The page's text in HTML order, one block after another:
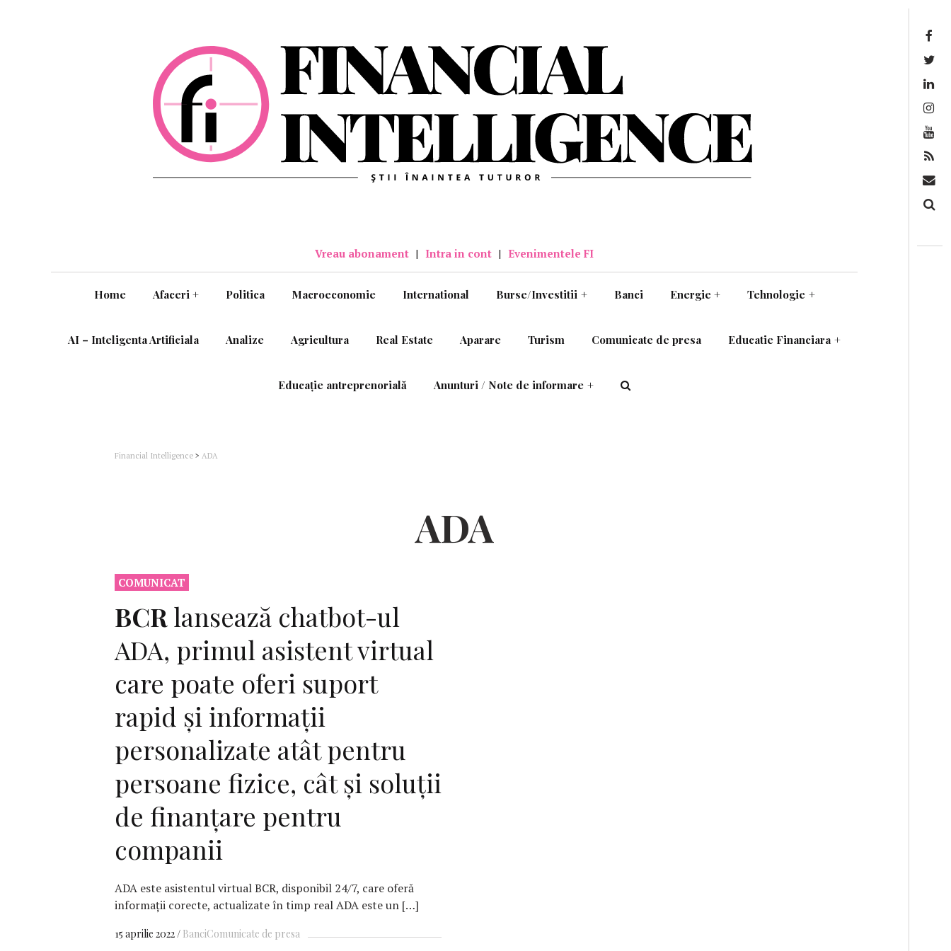
Vreau abonament | Intra in cont | Evenimentele FI
Home Afaceri + Politica Macroeconomie International Burse/Investitii + Banci Energie + Tehnologie +
AI – Inteligenta Artificiala Analize Agricultura Real Estate Aparare Turism Comunicate de presa Educatie Financiara +
Educație antreprenorială Anunturi / Note de informare +
Financial Intelligence > ADA
ADA
COMUNICAT
BCRlansează chatbot-ul
ADA, primul asistent virtual
care poate oferi suport
rapid și informații
personalizate atât pentru
persoane fizice, cât și soluții
de finanțare pentru
companii
ADA este asistentul virtual BCR, disponibil 24/7, care oferă
informații corecte, actualizate în timp real ADA este un […]
15 aprilie 2022 BanciComunicate de presa